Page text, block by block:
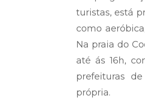
turistas, está
como
Na praia do
até ás 16h,
prefeituras
própria.